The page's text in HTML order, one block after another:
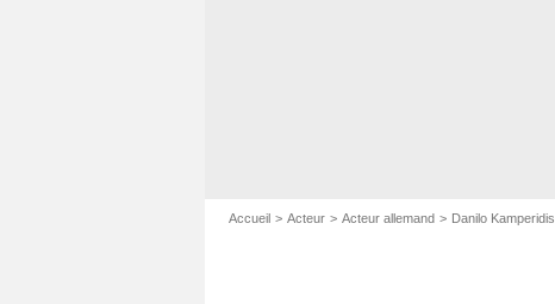
Accueil Acteur Acteur allemand Danilo Kamperidis